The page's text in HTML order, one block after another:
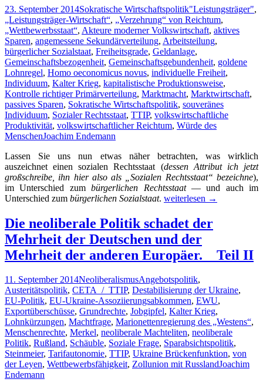
III:
Die
Funktion
des
bürgerlichen
Sozialstaates.
23. September 2014Sokratische Wirtschaftspolitik"Leistungsträger",
„Leistungsträger-Wirtschaft“, „Verzehrung“ von Reichtum,
„Wettbewerbsstaat“, Akteure moderner Volkswirtschaft, aktives
Sparen, angemessene Sekundärverteilung, Arbeitsteilung,
bürgerlicher Sozialstaat, Freiheitsgrade, Geldanlage,
Gemeinschaftsbezogenheit, Gemeinschaftsgebundenheit, goldene
Lohnregel, Homo oeconomicus novus, individuelle Freiheit,
Individuum, Kalter Krieg, kapitalistische Produktionsweise,
Kontrolle richtiger Primärverteilung, Marktmacht, Marktwirtschaft,
passives Sparen, Sokratische Wirtschaftspolitik, souveränes
Individuum, Sozialer Rechtsstaat, TTIP, volkswirtschaftliche
Produktivität, volkswirtschaftlicher Reichtum, Würde des
MenschenJoachim Endemann
Lassen Sie uns nun etwas näher betrachten, was wirklich
auszeichnet einen sozialen Rechtsstaat (dessen Attribut ich jetzt
großschreibe, ihn hier also als „Sozialen Rechtsstaat“ bezeichne),
im Unterschied zumbürgerlichen Rechtsstaat— und auch im
Unterschied zum bürgerlichen Sozialstaat. Überlegungen
Überwindung
der
real
existierenden
Lobbykratie.
Teil
II:
Der
Soziale
Rechtsstaat
im
Gegensatz
zum
bürger-
weiterlesen →
Die neoliberale Politik schadet der
Mehrheit der Deutschen und der
Mehrheit der anderen Europäer. _ Teil II
11. September 2014NeoliberalismusAngebotspolitik,
Austeritätspolitik, CETA_/_TTIP, Destabilisierung der Ukraine,
EU-Politik, EU-Ukraine-Assoziierungsabkommen, EWU,
Exportüberschüsse, Grundrechte, Jobgipfel, Kalter Krieg,
Lohnkürzungen, Machtfrage, Marionettenregierung des „Westens“,
Menschenrechte, Merkel, neoliberale Machteliten, neoliberale
Politik, Rußland, Schäuble, Soziale Frage, Sparabsichtspolitik,
Steinmeier, Tarifautonomie, TTIP, Ukraine Brückenfunktion, von
der Leyen, Wettbewerbsfähigkeit, Zollunion mit RusslandJoachim
Endemann